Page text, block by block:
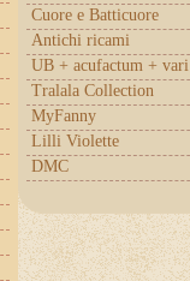
Cuore e Batticuore
Antichi ricami
UB + acufactum + vari
Tralala Collection
MyFanny
Lilli Violette
DMC